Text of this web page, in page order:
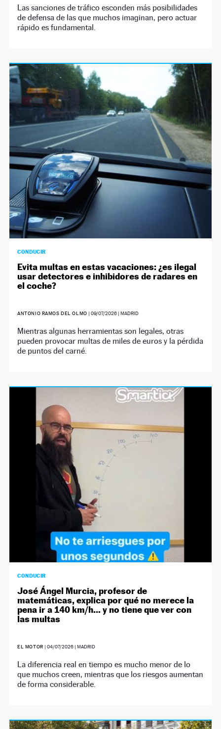
Las sanciones de tráfico esconden más posibilidades
de defensa de las que muchos imaginan, pero actuar
rápido es fundamental.
CONDUCIR
Evita multas en estas vacaciones: ¿es ilegal
usar detectores e inhibidores de radares en
el coche?
ANTONIO RAMOS DEL OLMO |09/07/2026 | MADRID
Mientras algunas herramientas son legales, otras
pueden provocar multas de miles de euros y la pérdida
de puntos del carné.
CONDUCIR
José Ángel Murcia, profesor de
matemáticas, explica por qué no merece la
pena ir a 140 km/h… y no tiene que ver con
las multas
EL MOTOR |04/07/2026 | MADRID
La diferencia real en tiempo es mucho menor de lo
que muchos creen, mientras que los riesgos aumentan
de forma considerable.